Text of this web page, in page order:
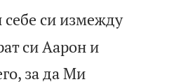
си измежду
си Аарон и
за да Ми